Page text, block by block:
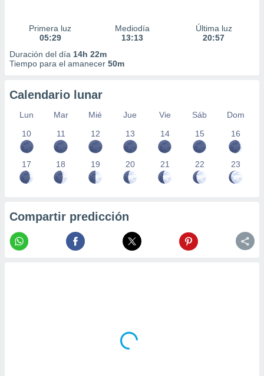
Primera luz
05:29
Mediodía
13:13
Última luz
20:57
Duración del día 14h 22m
Tiempo para el amanecer 50m
Calendario lunar
Lun Mar Mié Jue Vie Sáb
Dom
10
11 12 13 14 15 16
17 18 19 20 21 22 23
Compartir predicción